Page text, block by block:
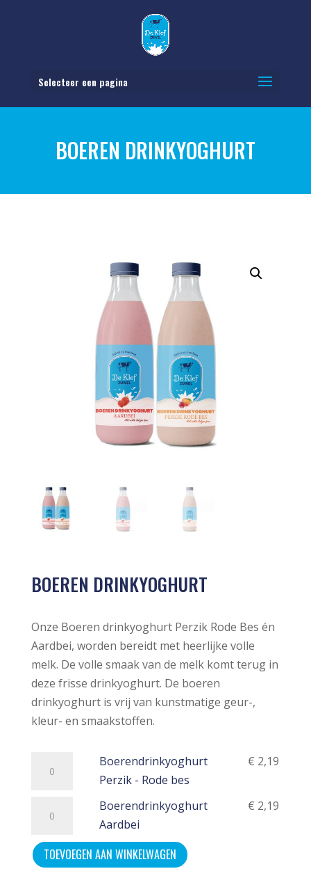
Selecteer een pagina
BOEREN DRINKYOGHURT
BOEREN DRINKYOGHURT
Onze Boeren drinkyoghurt Perzik Rode Bes én
Aardbei, worden bereidt met heerlijke volle
melk. De volle smaak van de melk komt terug in
deze frisse drinkyoghurt. De boeren
drinkyoghurt is vrij van kunstmatige geur-,
kleur- en smaakstoffen.
Boerendrinkyoghurt
Perzik
Rode
aantal
Boerendrinkyoghurt
Perzik - Rode bes
€ 2,19
Boerendrinkyoghurt
Aardbei
aantal
Boerendrinkyoghurt
Aardbei
€ 2,19
TOEVOEGEN AAN WINKELWAGEN